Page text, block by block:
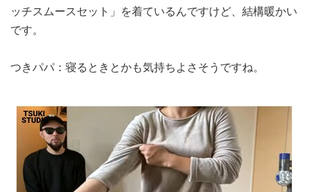
ッチスムースセット」を着ているんですけど、結構暖かい
です。
つきパパ：寝るときとかも気持ちよさそうですね。